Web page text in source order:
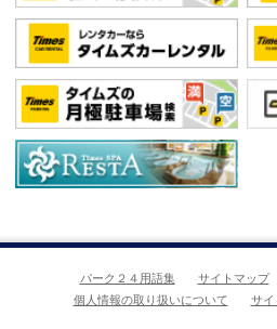
パーク２４用語集 サイトマップ
個人情報の取り扱いについて
サイ